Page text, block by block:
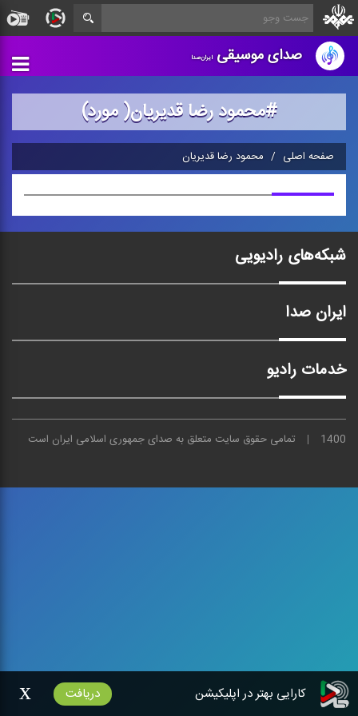
صدای موسیقیایران‌صدا
#محمود رضا قدیریان( مورد)
صفحه اصلی محمود رضا قدیریان
شبکه‌های رادیویی
ایران صدا
خدمات رادیو
1400 تمامی حقوق سایت متعلق به صدایجمهوری اسلامی ایران است
کارایی بهتر در اپلیکیشن دریافت x